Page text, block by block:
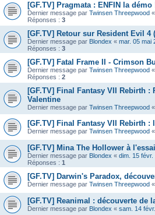
[GF.TV] Pragmata : ENFIN la démo
Dernier message par Twinsen Threepwood «
Réponses : 3
[GF.TV] Retour sur Resident Evil 4
Dernier message par Blondex « mar. 05 mai
Réponses : 3
[GF.TV] Fatal Frame II - Crimson
Dernier message par Twinsen Threepwood «
Réponses : 2
[GF.TV] Final Fantasy VII Rebirth :
Valentine
Dernier message par Twinsen Threepwood «
[GF.TV] Final Fantasy VII Rebirth :
Dernier message par Twinsen Threepwood «
[GF.TV] Mina The Hollower à
Dernier message par Blondex « dim. 15 févr.
Réponses : 1
[GF.TV] Darwin's Paradox,
Dernier message par Twinsen Threepwood «
[GF.TV] Reanimal : découverte de
Dernier message par Blondex « sam. 14